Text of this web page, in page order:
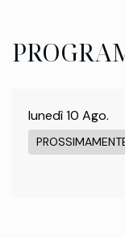
lunedì 10 Ago.